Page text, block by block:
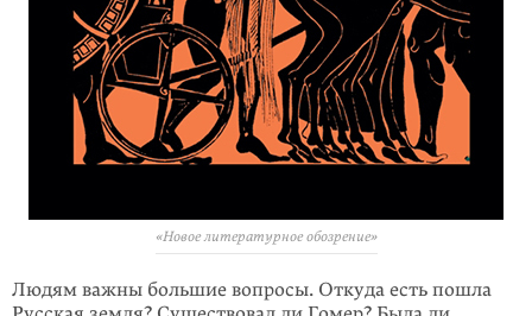
«Новое литературное обозрение»
Людям важны большие вопросы. Откуда есть пошла